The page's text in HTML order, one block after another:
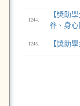
1244.
【獎助
眷、身
1245. 【獎助